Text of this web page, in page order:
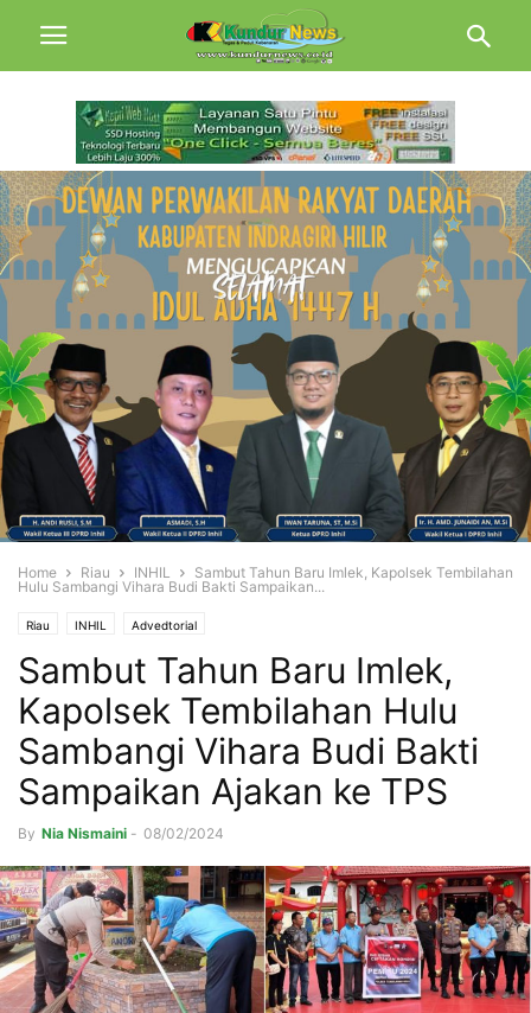
Home Riau INHIL
Sambut Tahun Baru Imlek, Kapolsek Tembilahan
Hulu Sambangi Vihara Budi Bakti Sampaikan...
Riau INHIL Advedtorial
Sambut Tahun Baru Imlek,
Kapolsek Tembilahan Hulu
Sambangi Vihara Budi Bakti
Sampaikan Ajakan ke TPS
By Nia Nismaini - 08/02/2024